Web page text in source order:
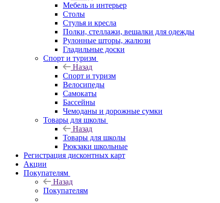
Мебель и интерьер
Столы
Стулья и кресла
Полки, стеллажи, вешалки для одежды
Рулонные шторы, жалюзи
Гладильные доски
Спорт и туризм
Назад
Спорт и туризм
Велосипеды
Самокаты
Бассейны
Чемоданы и дорожные сумки
Товары для школы
Назад
Товары для школы
Рюкзаки школьные
Регистрация дисконтных карт
Акции
Покупателям
Назад
Покупателям